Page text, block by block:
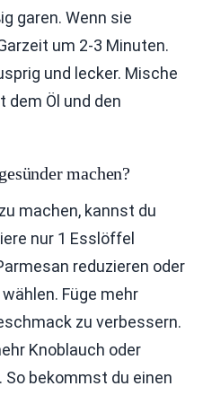
garen. Wenn sie
um 2-3 Minuten.
und lecker. Mische
dem Öl und den
machen?
machen, kannst du
nur 1 Esslöffel
reduzieren oder
Füge mehr
zu verbessern.
Knoblauch oder
So bekommst du einen